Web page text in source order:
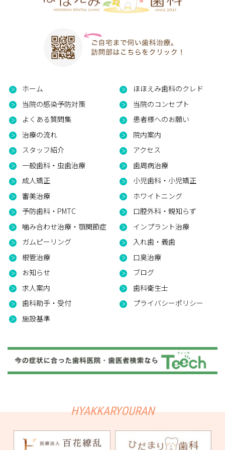
ホーム
ほほえみ歯科のクレド
当院の感染予防対策
当院のコンセプト
よくある質問集
患者様へのお願い
治療の流れ
院内案内
スタッフ紹介
アクセス
一般歯科・虫歯治療
歯周病治療
成人矯正
小児歯科・小児矯正
審美治療
ホワイトニング
予防歯科・PMTC
口腔外科・親知らず
噛み合わせ治療・顎関節症
インプラント治療
ガムピーリング
入れ歯・義歯
根管治療
口臭治療
お知らせ
ブログ
求人案内
歯科衛生士
歯科助手・受付
プライバシーポリシー
施設基準